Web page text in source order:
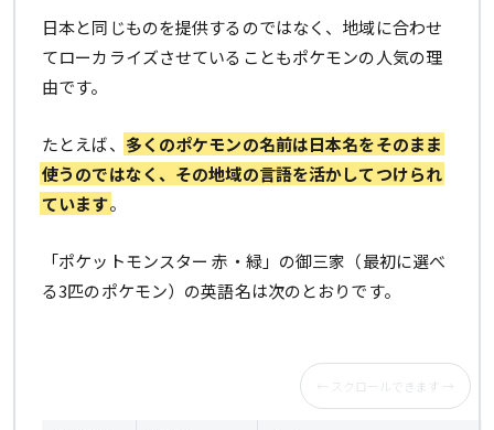
日本と同じものを提供するのではなく、地域に合わせ
てローカライズさせていることもポケモンの人気の理
由です。
たとえば、 多くのポケモンの名前は日本名をそのまま
使うのではなく、その地域の言語を活かしてつけられ
ています。
「ポケットモンスター 赤・緑」の御三家（最初に選べ
る3匹のポケモン）の英語名は次のとおりです。